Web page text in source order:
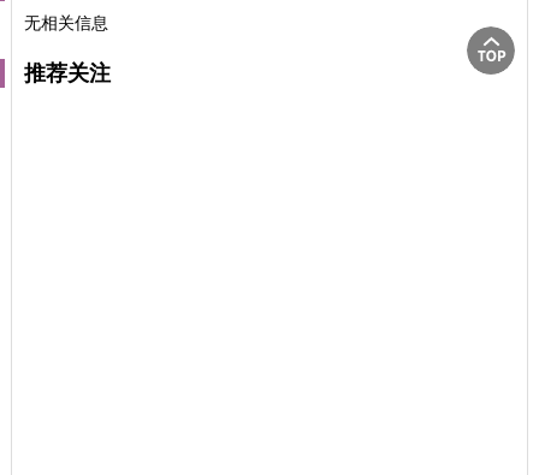
无相关信息
推荐关注